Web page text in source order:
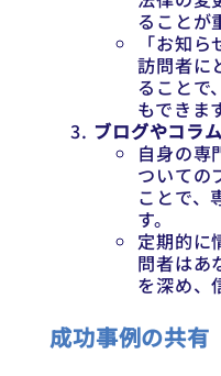
ることが
「お知
訪問者に
ることで
もできま
ブログやコラ
自身の専
ついての
ことで、
す。
定期的に
問者はあ
を深め、
成功事例の共有